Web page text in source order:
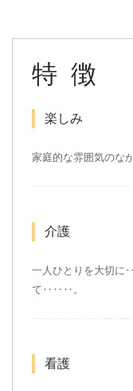
特徴
楽しみ
家庭的な雰囲気のな
介護
一人ひとりを大切に
て‥‥‥。
看護